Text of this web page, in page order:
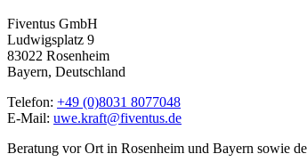
Fiventus GmbH
Ludwigsplatz 9
83022 Rosenheim
Bayern, Deutschland
Telefon: +49 (0)8031 8077048
E-Mail: uwe.kraft@fiventus.de
Beratung vor Ort in Rosenheim und Bayern sowie